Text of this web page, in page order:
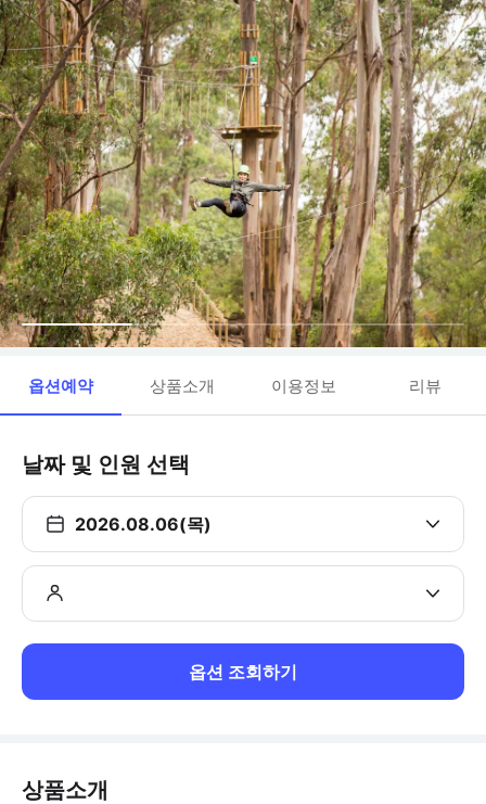
옵션예약 상품소개 이용정보 리뷰
날짜 및 인원 선택
2026.08.06(목)
옵션 조회하기
상품소개